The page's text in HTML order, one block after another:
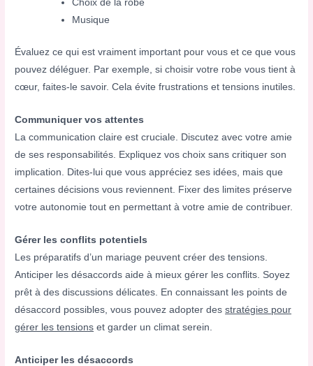
Choix de la robe
Musique
Évaluez ce qui est vraiment important pour vous et ce que vous
pouvez déléguer. Par exemple, si choisir votre robe vous tient à
cœur, faites-le savoir. Cela évite frustrations et tensions inutiles.
Communiquer vos attentes
La communication claire est cruciale. Discutez avec votre amie
de ses responsabilités. Expliquez vos choix sans critiquer son
implication. Dites-lui que vous appréciez ses idées, mais que
certaines décisions vous reviennent. Fixer des limites préserve
votre autonomie tout en permettant à votre amie de contribuer.
Gérer les conflits potentiels
Les préparatifs d’un mariage peuvent créer des tensions.
Anticiper les désaccords aide à mieux gérer les conflits. Soyez
prêt à des discussions délicates. En connaissant les points de
désaccord possibles, vous pouvez adopter desstratégies pour
gérer les tensions et garder un climat serein.
Anticiper les désaccords